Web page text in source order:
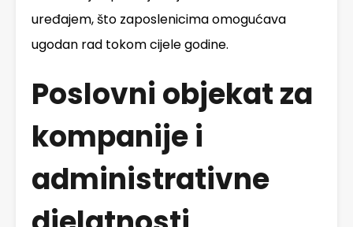
uređajem, što zaposlenicima omogućava
ugodan rad tokom cijele godine.
Poslovni objekat za
kompanije i
administrativne